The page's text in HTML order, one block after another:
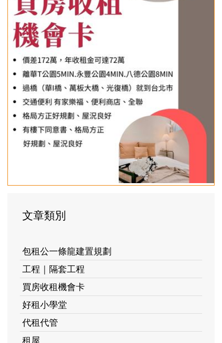
文章類別
包租公一條龍建置規劃
工程｜隔套工程
買房收租機會卡
好租小學堂
代租代管
租屋